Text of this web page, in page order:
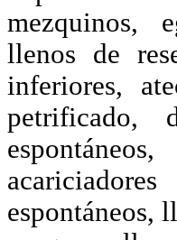
mezquinos,
llenos de
inferiores,
petrificado,
espontáneos,